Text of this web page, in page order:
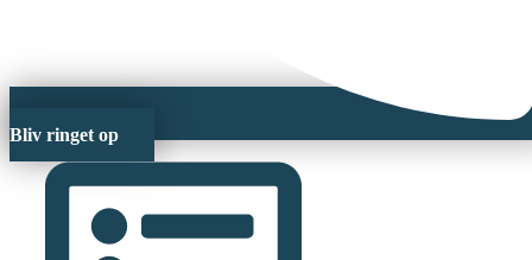
Bliv ringet op